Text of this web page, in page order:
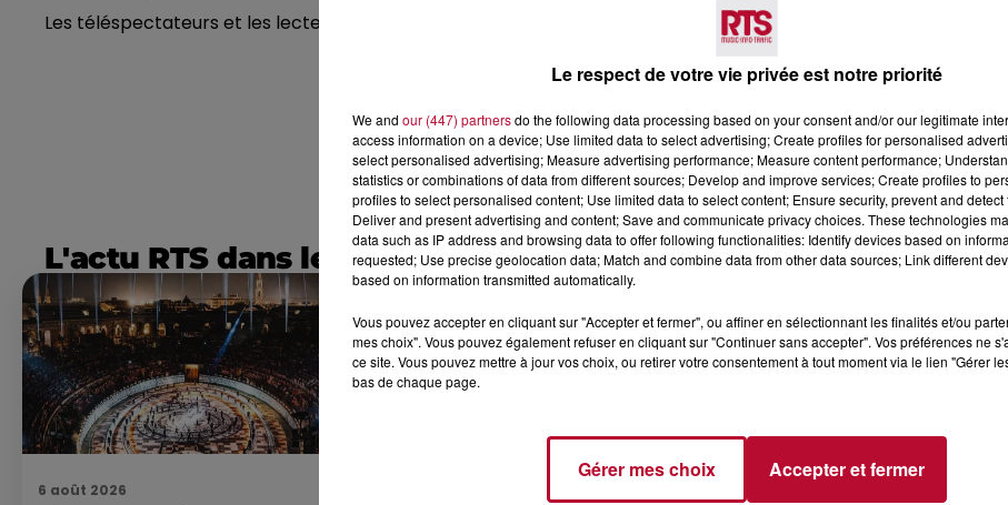
Les téléspectateurs et les lecteurs sont invités à soutenir leur marché préféré. Le résultat des votes sera
L'actu RTS dans le Sud Voir plus
6 août 2026
Le respect de votre vie privée est notre priorité
We and our (447) partnersdo the following data processing based on your consent and/or our legitimate
access information on a device; Use limited data to select advertising; Create profiles for personalised
select personalised advertising; Measure advertising performance; Measure content performance;
statistics or combinations of data from different sources; Develop and improve services; Create profiles to
profiles to select personalised content; Use limited data to select content; Ensure security, prevent and
Deliver and present advertising and content; Save and communicate privacy choices. These technologies
data such as IP address and browsing data to offer following functionalities: Identify devices based on
requested; Use precise geolocation data; Match and combine data from other data sources; Link different
based on information transmitted automatically.
Vous pouvez accepter en cliquant sur "Accepter et fermer", ou affiner en sélectionnant les finalités et/ou
mes choix". Vous pouvez également refuser en cliquant sur "Continuer sans accepter". Vos préférences ne
ce site. Vous pouvez mettre à jour vos choix, ou retirer votre consentement à tout moment via le lien "Gérer
bas de chaque page.
Gérer mes choix Accepter et fermer